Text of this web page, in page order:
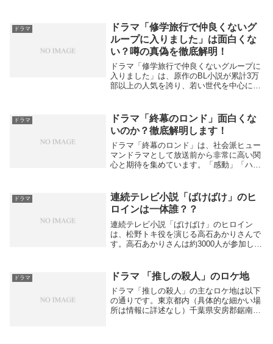
ってしまうが、同じ中学出身の堀田に誘わ
れて、学校の人...
ドラマ
ドラマ「修学旅行で仲良くないグ
ループに入りました」は面白くな
い？噂の真偽を徹底解明！
ドラマ「修学旅行で仲良くないグループに
入りました」は、原作のBL小説が累計3万
部以上の人気を誇り、若い世代を中心に支
送開始予定で、平凡な男子高校生が人気
者...
ドラマ
ドラマ「終幕のロンド」面白くな
いのか？徹底解明します！
ドラマ「終幕のロンド」は、社会派ヒュー
マンドラマとして放送前から非常に高い関
心と期待を集めています。「感動」「ハン
剛の主演やオリジナル脚本の緻密さが視聴
者の注目ポ...
ドラマ
連続テレビ小説「ばけばけ」のヒ
ロインは一体誰？？
連続テレビ小説「ばけばけ」のヒロイン
は、松野トキ役を演じる高石あかりさんで
す。高石あかりさんは約3000人が参加した
を舞台に、小泉八雲（ラフカディオ・ハー
ン）の妻、...
ドラマ ドラマ 「推しの殺人」のロケ地
ドラマ「推しの殺人」の主なロケ地は以下
の通りです。東京都内（具体的な細かい場
所は情報に詳述なし）千葉県安房郡鋸南